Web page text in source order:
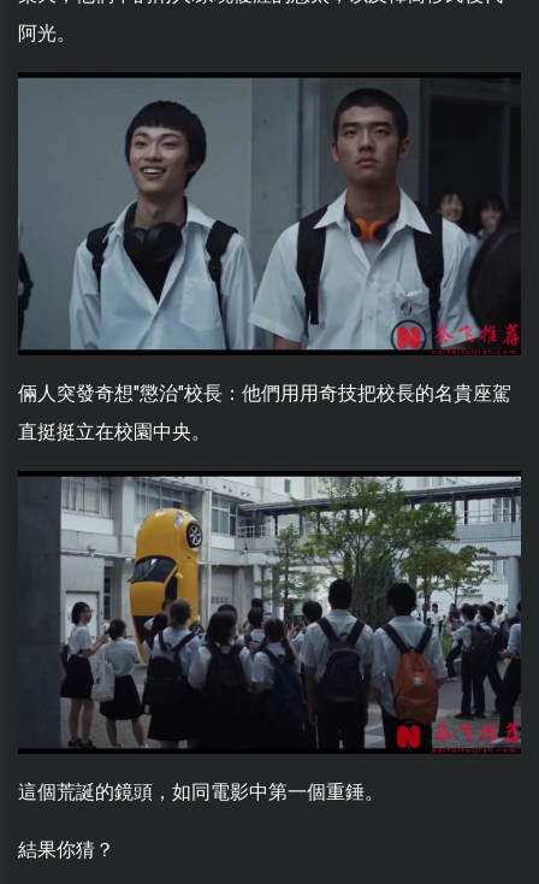
阿光。
倆人突發奇想"懲治"校長：他們用用奇技把校長的名貴座駕
直挺挺立在校園中央。
這個荒誕的鏡頭，如同電影中第一個重錘。
結果你猜？